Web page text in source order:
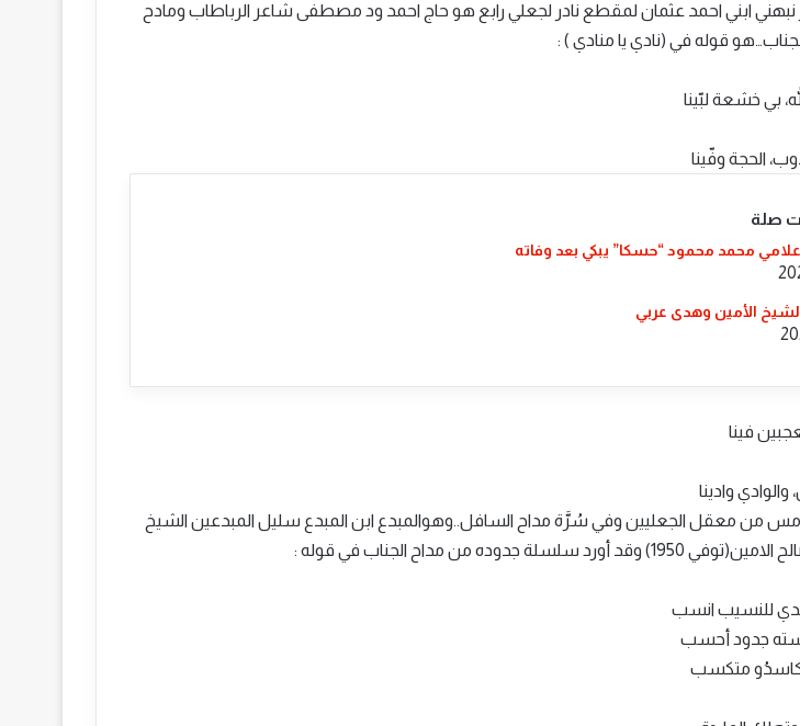
نبهني ابني احمد عثمان لمقطع نادر لجعلي رابع هو حاج احمد ود مصطفى شاعر الرباطاب ومادح
قوله في (نادي يا منادي ) :
بي خشعة لبّينا
الحجة وفّينا
صلة
محمد محمود “حسكا” يبكي بعد وفاته
لشيخ الأمين وهدى عربي
فينا
وادينا
من معقل الجعليين وفي سُرَّة مداح السافل..وهوالمبدع ابن المبدع سليل المبدعين الشيخ
سلسلة جدوده من مداح الجناب في قوله :
للنسيب انسب
سته جدود أحسب
متكسب